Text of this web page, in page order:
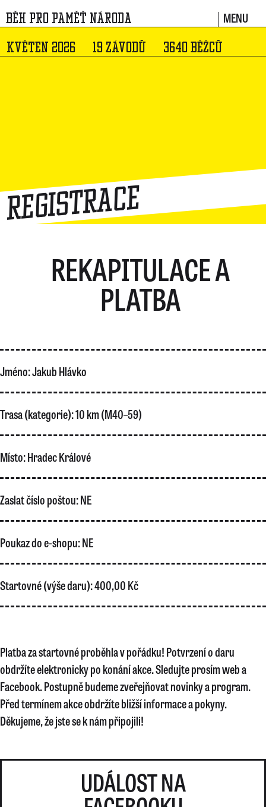
BĚH PRO PAMĚŤ NÁRODA MENU
KVĚTEN 2026 19 ZÁVODŮ 3640 BĚŽCŮ
Registrace
REKAPITULACE A
PLATBA
Jméno:Jakub Hlávko
Trasa (kategorie):10 km (M40–59)
Místo:Hradec Králové
Zaslat číslo poštou:NE
Poukaz do e-shopu:NE
Startovné (výše daru):400,00 Kč
Platba za startovné proběhla v pořádku! Potvrzení o daru
obdržíte elektronicky po konání akce. Sledujte prosím web a
Facebook. Postupně budeme zveřejňovat novinky a program.
Před termínem akce obdržíte bližší informace a pokyny.
Děkujeme, že jste se k nám připojili!
UDÁLOST NA